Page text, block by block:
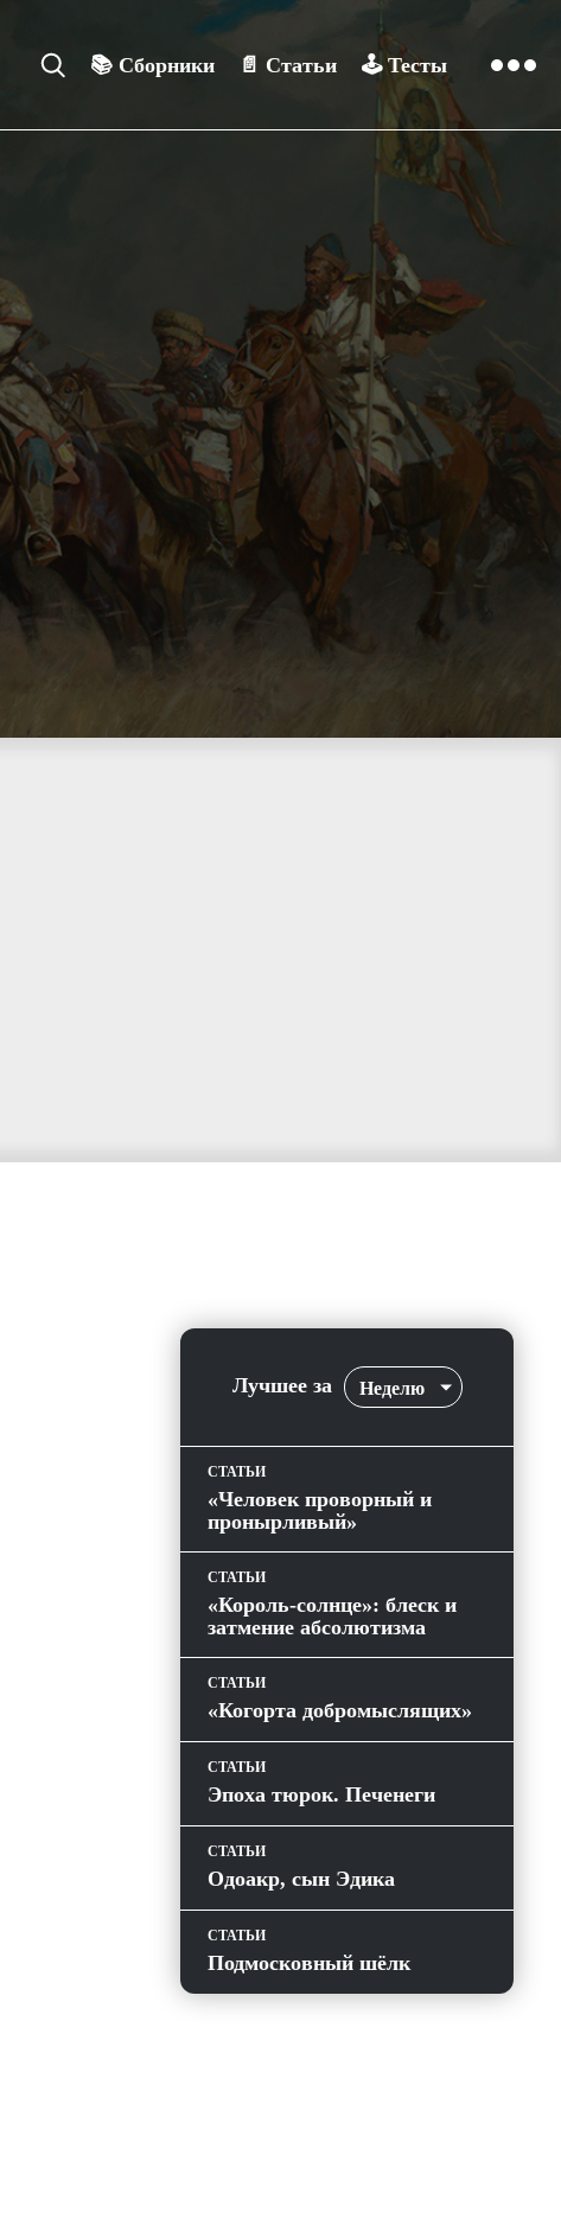
📚 Сборники 📄 Статьи 🕹️ Тесты
Лучшее за Неделю
СТАТЬИ
«Человек проворный и
пронырливый»
СТАТЬИ
«Король-солнце»: блеск и
затмение абсолютизма
СТАТЬИ
«Когорта добромыслящих»
СТАТЬИ
Эпоха тюрок. Печенеги
СТАТЬИ
Одоакр, сын Эдика
СТАТЬИ
Подмосковный шёлк